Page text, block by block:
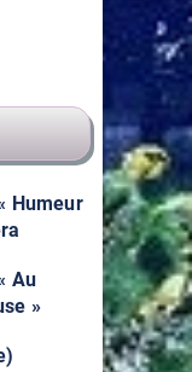
Humeur
Au
»